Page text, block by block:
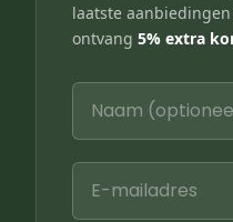
laatste
ontvang 5% extra